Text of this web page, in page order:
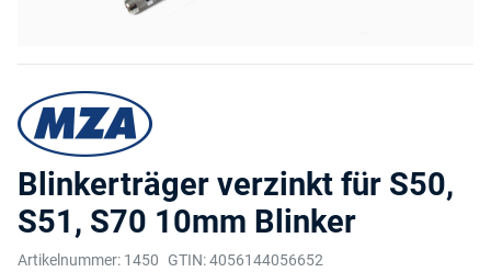
Blinkerträger verzinkt für S50,
S51, S70 10mm Blinker
Artikelnummer: 1450 GTIN:4056144056652